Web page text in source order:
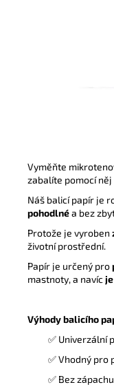
Vyměňte
zabalíte pomocí něj
Náš balicí papír je
pohodlnéa bez
Protože je vyroben
životní prostřední.
Papír je určený pro
mastnoty, a navíc
Výhody balicího
✅ Univerzální
✅ Vhodný pro
✅ Bez